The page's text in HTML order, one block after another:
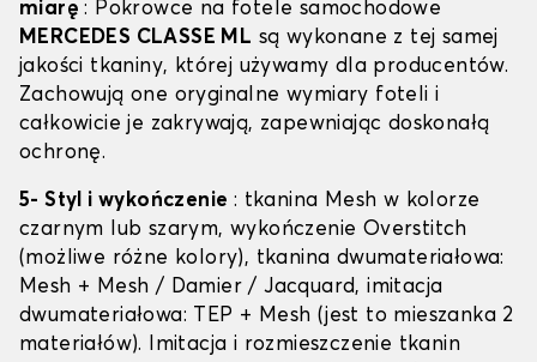
miarę: Pokrowce na fotele samochodowe
MERCEDES CLASSE ML są wykonane z tej samej
jakości tkaniny, której używamy dla producentów.
Zachowują one oryginalne wymiary foteli i
całkowicie je zakrywają, zapewniając doskonałą
ochronę.
5- Styl i wykończenie : tkanina Mesh w kolorze
czarnym lub szarym, wykończenie Overstitch
(możliwe różne kolory), tkanina dwumateriałowa:
Mesh + Mesh / Damier / Jacquard, imitacja
dwumateriałowa: TEP + Mesh (jest to mieszanka 2
materiałów). Imitacja i rozmieszczenie tkanin